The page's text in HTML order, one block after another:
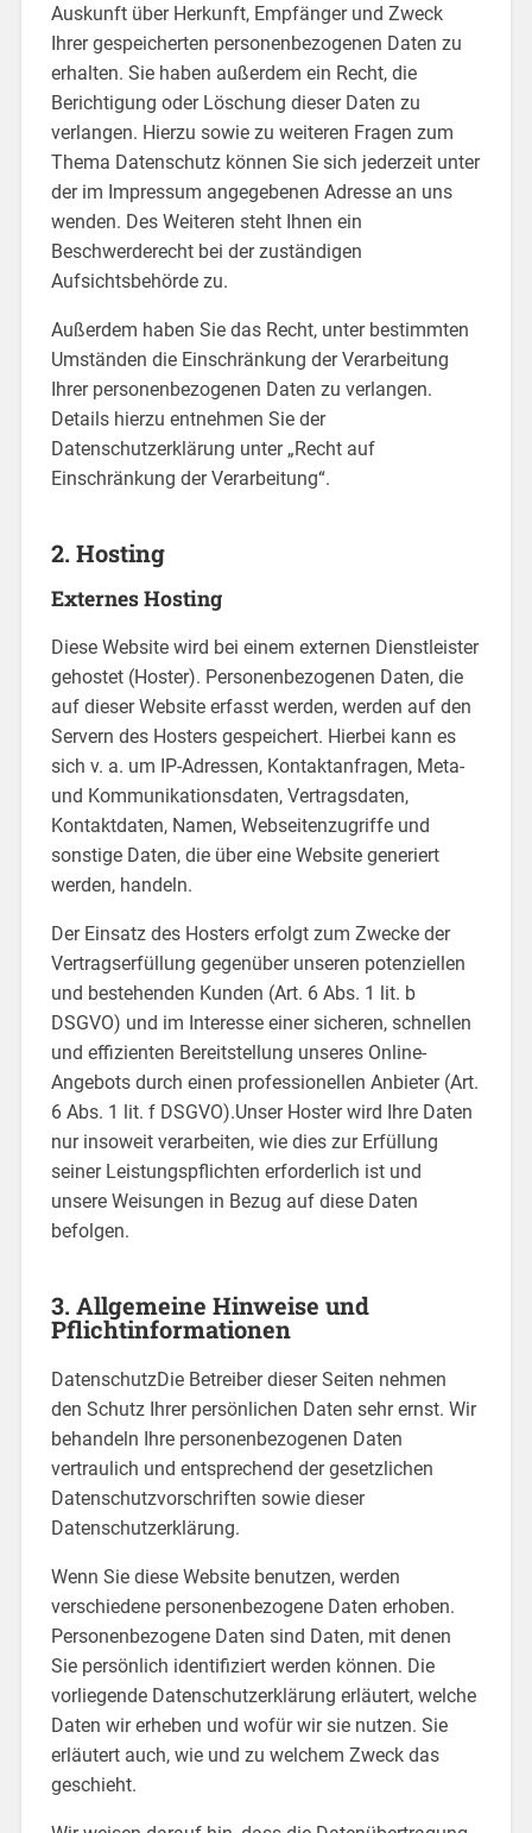
Auskunft über Herkunft, Empfänger und Zweck
Ihrer gespeicherten personenbezogenen Daten zu
erhalten. Sie haben außerdem ein Recht, die
Berichtigung oder Löschung dieser Daten zu
verlangen. Hierzu sowie zu weiteren Fragen zum
Thema Datenschutz können Sie sich jederzeit unter
der im Impressum angegebenen Adresse an uns
wenden. Des Weiteren steht Ihnen ein
Beschwerderecht bei der zuständigen
Aufsichtsbehörde zu.
Außerdem haben Sie das Recht, unter bestimmten
Umständen die Einschränkung der Verarbeitung
Ihrer personenbezogenen Daten zu verlangen.
Details hierzu entnehmen Sie der
Datenschutzerklärung unter „Recht auf
Einschränkung der Verarbeitung“.
2. Hosting
Externes Hosting
Diese Website wird bei einem externen Dienstleister
gehostet (Hoster). Personenbezogenen Daten, die
auf dieser Website erfasst werden, werden auf den
Servern des Hosters gespeichert. Hierbei kann es
sich v. a. um IP-Adressen, Kontaktanfragen, Meta-
und Kommunikationsdaten, Vertragsdaten,
Kontaktdaten, Namen, Webseitenzugriffe und
sonstige Daten, die über eine Website generiert
werden, handeln.
Der Einsatz des Hosters erfolgt zum Zwecke der
Vertragserfüllung gegenüber unseren potenziellen
und bestehenden Kunden (Art. 6 Abs. 1 lit. b
DSGVO) und im Interesse einer sicheren, schnellen
und effizienten Bereitstellung unseres Online-
Angebots durch einen professionellen Anbieter (Art.
6 Abs. 1 lit. f DSGVO).Unser Hoster wird Ihre Daten
nur insoweit verarbeiten, wie dies zur Erfüllung
seiner Leistungspflichten erforderlich ist und
unsere Weisungen in Bezug auf diese Daten
befolgen.
3. Allgemeine Hinweise und
Pflichtinformationen
DatenschutzDie Betreiber dieser Seiten nehmen
den Schutz Ihrer persönlichen Daten sehr ernst. Wir
behandeln Ihre personenbezogenen Daten
vertraulich und entsprechend der gesetzlichen
Datenschutzvorschriften sowie dieser
Datenschutzerklärung.
Wenn Sie diese Website benutzen, werden
verschiedene personenbezogene Daten erhoben.
Personenbezogene Daten sind Daten, mit denen
Sie persönlich identifiziert werden können. Die
vorliegende Datenschutzerklärung erläutert, welche
Daten wir erheben und wofür wir sie nutzen. Sie
erläutert auch, wie und zu welchem Zweck das
geschieht.